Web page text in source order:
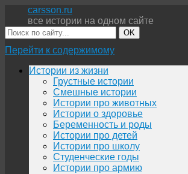
carsson.ru
все истории на одном сайте
OK
Перейти к содержимому
Истории из жизни
Грустные истории
Смешные истории
Истории про животных
Истории о здоровье
Беременность и роды
Истории про детей
Истории про школу
Студенческие годы
Истории про армию